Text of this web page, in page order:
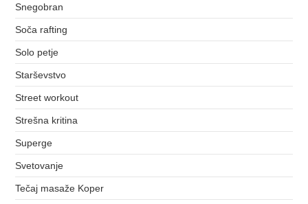
Snegobran
Soča rafting
Solo petje
Starševstvo
Street workout
Strešna kritina
Superge
Svetovanje
Tečaj masaže Koper